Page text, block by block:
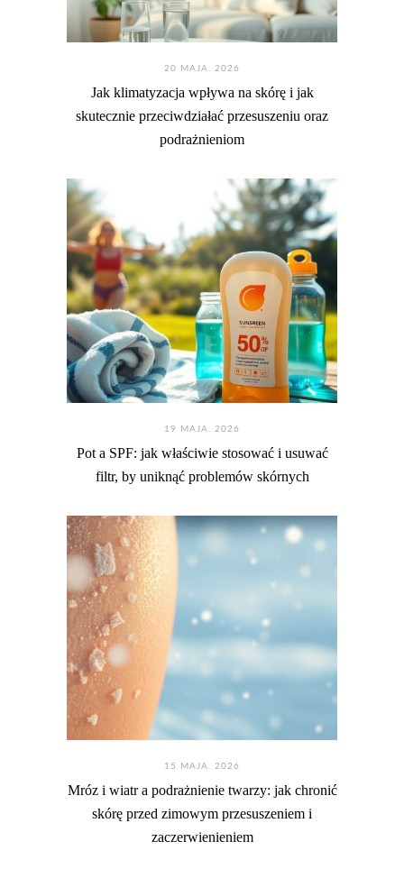
20 MAJA. 2026
Jak klimatyzacja wpływa na skórę i jak
skutecznie przeciwdziałać przesuszeniu oraz
podrażnieniom
19 MAJA. 2026
Pot a SPF: jak właściwie stosować i usuwać
filtr, by uniknąć problemów skórnych
15 MAJA. 2026
Mróz i wiatr a podrażnienie twarzy: jak chronić
skórę przed zimowym przesuszeniem i
zaczerwienieniem